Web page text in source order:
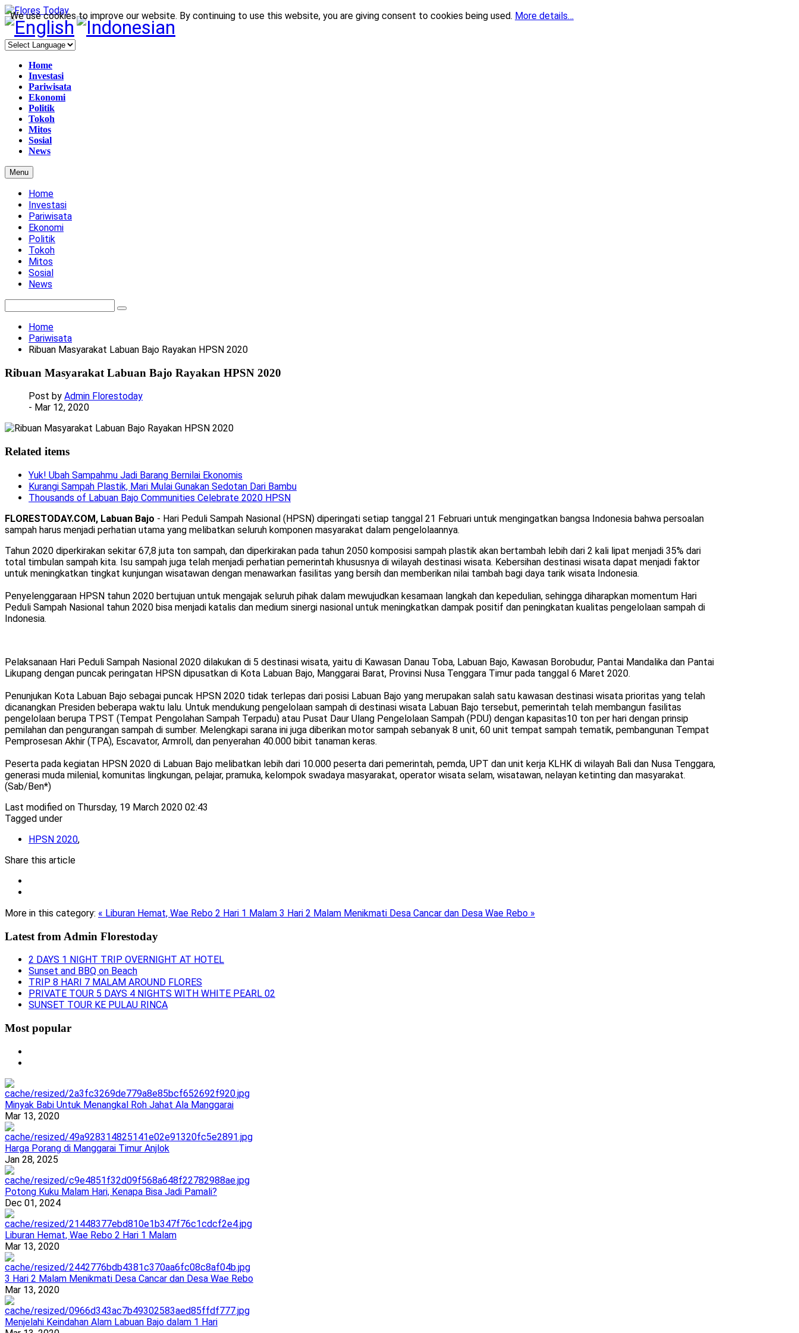
Home
Investasi
Pariwisata
Ekonomi
Politik
Tokoh
Mitos
Sosial
News
Menu
Home
Investasi
Pariwisata
Ekonomi
Politik
Tokoh
Mitos
Sosial
News
Home
Pariwisata
Ribuan Masyarakat Labuan Bajo Rayakan HPSN 2020
Ribuan Masyarakat Labuan Bajo Rayakan HPSN 2020
Post by Admin Florestoday
- Mar 12, 2020
Related items
Yuk! Ubah Sampahmu Jadi Barang Bernilai Ekonomis
Kurangi Sampah Plastik, Mari Mulai Gunakan Sedotan Dari Bambu
Thousands of Labuan Bajo Communities Celebrate 2020 HPSN
FLORESTODAY.COM, Labuan Bajo - Hari Peduli Sampah Nasional (HPSN) diperingati setiap tanggal 21 Februari untuk mengingatkan bangsa Indonesia bahwa persoalan
sampah harus menjadi perhatian utama yang melibatkan seluruh komponen masyarakat dalam pengelolaannya.
Tahun 2020 diperkirakan sekitar 67,8 juta ton sampah, dan diperkirakan pada tahun 2050 komposisi sampah plastik akan bertambah lebih dari 2 kali lipat menjadi 35% dari
total timbulan sampah kita. Isu sampah juga telah menjadi perhatian pemerintah khususnya di wilayah destinasi wisata. Kebersihan destinasi wisata dapat menjadi faktor
untuk meningkatkan tingkat kunjungan wisatawan dengan menawarkan fasilitas yang bersih dan memberikan nilai tambah bagi daya tarik wisata Indonesia.
Penyelenggaraan HPSN tahun 2020 bertujuan untuk mengajak seluruh pihak dalam mewujudkan kesamaan langkah dan kepedulian, sehingga diharapkan momentum Hari
Peduli Sampah Nasional tahun 2020 bisa menjadi katalis dan medium sinergi nasional untuk meningkatkan dampak positif dan peningkatan kualitas pengelolaan sampah di
Indonesia.
Pelaksanaan Hari Peduli Sampah Nasional 2020 dilakukan di 5 destinasi wisata, yaitu di Kawasan Danau Toba, Labuan Bajo, Kawasan Borobudur, Pantai Mandalika dan Pantai
Likupang dengan puncak peringatan HPSN dipusatkan di Kota Labuan Bajo, Manggarai Barat, Provinsi Nusa Tenggara Timur pada tanggal 6 Maret 2020.
Penunjukan Kota Labuan Bajo sebagai puncak HPSN 2020 tidak terlepas dari posisi Labuan Bajo yang merupakan salah satu kawasan destinasi wisata prioritas yang telah
dicanangkan Presiden beberapa waktu lalu. Untuk mendukung pengelolaan sampah di destinasi wisata Labuan Bajo tersebut, pemerintah telah membangun fasilitas
pengelolaan berupa TPST (Tempat Pengolahan Sampah Terpadu) atau Pusat Daur Ulang Pengelolaan Sampah (PDU) dengan kapasitas10 ton per hari dengan prinsip
pemilahan dan pengurangan sampah di sumber. Melengkapi sarana ini juga diberikan motor sampah sebanyak 8 unit, 60 unit tempat sampah tematik, pembangunan Tempat
Pemprosesan Akhir (TPA), Escavator, Armroll, dan penyerahan 40.000 bibit tanaman keras.
Peserta pada kegiatan HPSN 2020 di Labuan Bajo melibatkan lebih dari 10.000 peserta dari pemerintah, pemda, UPT dan unit kerja KLHK di wilayah Bali dan Nusa Tenggara,
generasi muda milenial, komunitas lingkungan, pelajar, pramuka, kelompok swadaya masyarakat, operator wisata selam, wisatawan, nelayan ketinting dan masyarakat.
(Sab/Ben*)
Last modified on Thursday, 19 March 2020 02:43
Tagged under
HPSN 2020,
Share this article
More in this category: « Liburan Hemat, Wae Rebo 2 Hari 1 Malam 3 Hari 2 Malam Menikmati Desa Cancar dan Desa Wae Rebo »
Latest from Admin Florestoday
2 DAYS 1 NIGHT TRIP OVERNIGHT AT HOTEL
Sunset and BBQ on Beach
TRIP 8 HARI 7 MALAM AROUND FLORES
PRIVATE TOUR 5 DAYS 4 NIGHTS WITH WHITE PEARL 02
SUNSET TOUR KE PULAU RINCA
Most popular
Minyak Babi Untuk Menangkal Roh Jahat Ala Manggarai
Mar 13, 2020
Harga Porang di Manggarai Timur Anjlok
Jan 28, 2025
Potong Kuku Malam Hari, Kenapa Bisa Jadi Pamali?
Dec 01, 2024
Liburan Hemat, Wae Rebo 2 Hari 1 Malam
Mar 13, 2020
3 Hari 2 Malam Menikmati Desa Cancar dan Desa Wae Rebo
Mar 13, 2020
Menjelahi Keindahan Alam Labuan Bajo dalam 1 Hari
We use cookies to improve our website. By continuing to use this website, you are giving consent to cookies being used. More details…